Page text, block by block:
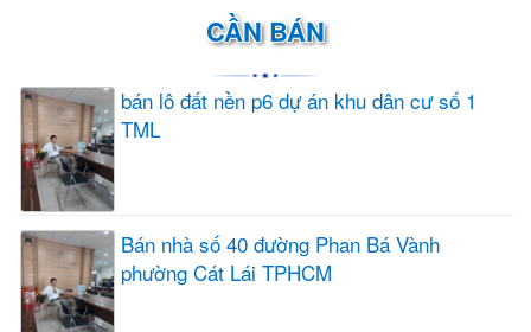
CẦN BÁN
bán lô đất nền p6 dự án khu dân cư số 1
TML
Bán nhà số 40 đường Phan Bá Vành
phường Cát Lái TPHCM